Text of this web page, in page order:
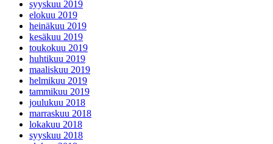
syyskuu 2019
elokuu 2019
heinäkuu 2019
kesäkuu 2019
toukokuu 2019
huhtikuu 2019
maaliskuu 2019
helmikuu 2019
tammikuu 2019
joulukuu 2018
marraskuu 2018
lokakuu 2018
syyskuu 2018